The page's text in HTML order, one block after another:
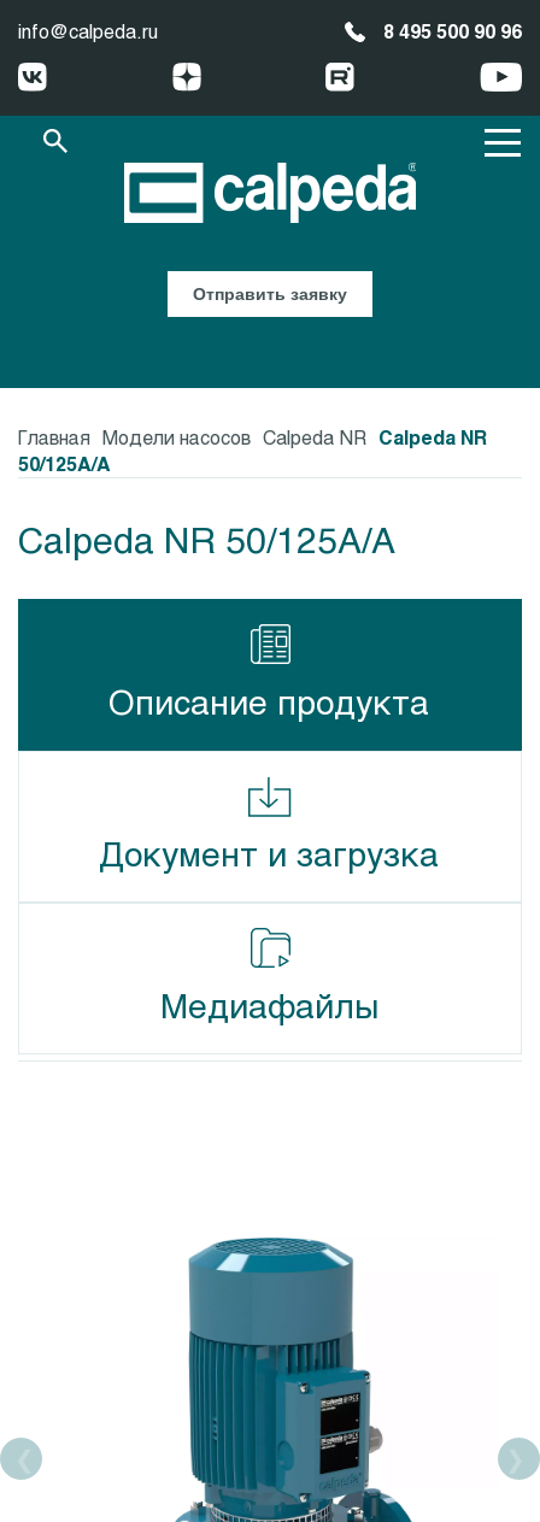
info@calpeda.ru 8 495 500 90 96
Отправить заявку
Главная Модели насосов Calpeda NR Calpeda NR
50/125A/A
Calpeda NR 50/125A/A
Описание продукта
Документ и загрузка
Медиафайлы